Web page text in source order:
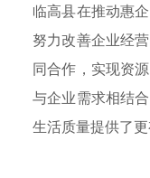
临高县在推动惠
努力改善企业经
同合作，实现资
与企业需求相结
生活质量提供了更